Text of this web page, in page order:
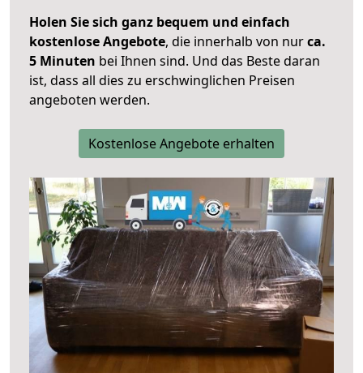
Holen Sie sich ganz bequem und einfach
kostenlose Angebote, die innerhalb von nurca.
5 Minuten bei Ihnen sind. Und das Beste daran
ist, dass all dies zu erschwinglichen Preisen
angeboten werden.
Kostenlose Angebote erhalten